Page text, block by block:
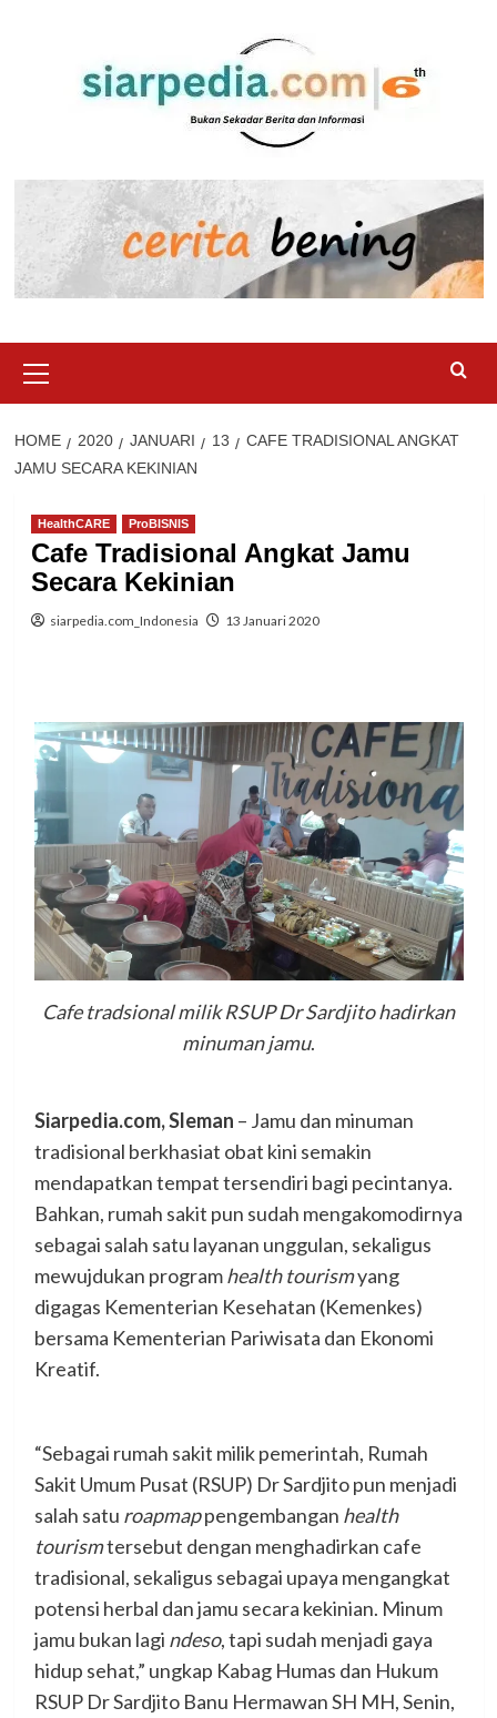
Menu
HOME 2020 JANUARI 13
CAFE TRADISIONAL ANGKAT
JAMU SECARA KEKINIAN
HealthCARE ProBISNIS
Cafe Tradisional Angkat Jamu
Secara Kekinian
siarpedia.com_Indonesia 13 Januari 2020
Cafe tradsional milik RSUP Dr Sardjito hadirkan
minuman jamu.
Siarpedia.com, Sleman – Jamu dan minuman
tradisional berkhasiat obat kini semakin
mendapatkan tempat tersendiri bagi pecintanya.
Bahkan, rumah sakit pun sudah mengakomodirnya
sebagai salah satu layanan unggulan, sekaligus
mewujdukan programhealth tourismyang
digagas Kementerian Kesehatan (Kemenkes)
bersama Kementerian Pariwisata dan Ekonomi
Kreatif.
“Sebagai rumah sakit milik pemerintah, Rumah
Sakit Umum Pusat (RSUP) Dr Sardjito pun menjadi
salah satu roapmappengembangan health
tourismtersebut dengan menghadirkan cafe
tradisional, sekaligus sebagai upaya mengangkat
potensi herbal dan jamu secara kekinian. Minum
jamu bukan lagi ndeso, tapi sudah menjadi gaya
hidup sehat,” ungkap Kabag Humas dan Hukum
RSUP Dr Sardjito Banu Hermawan SH MH, Senin,